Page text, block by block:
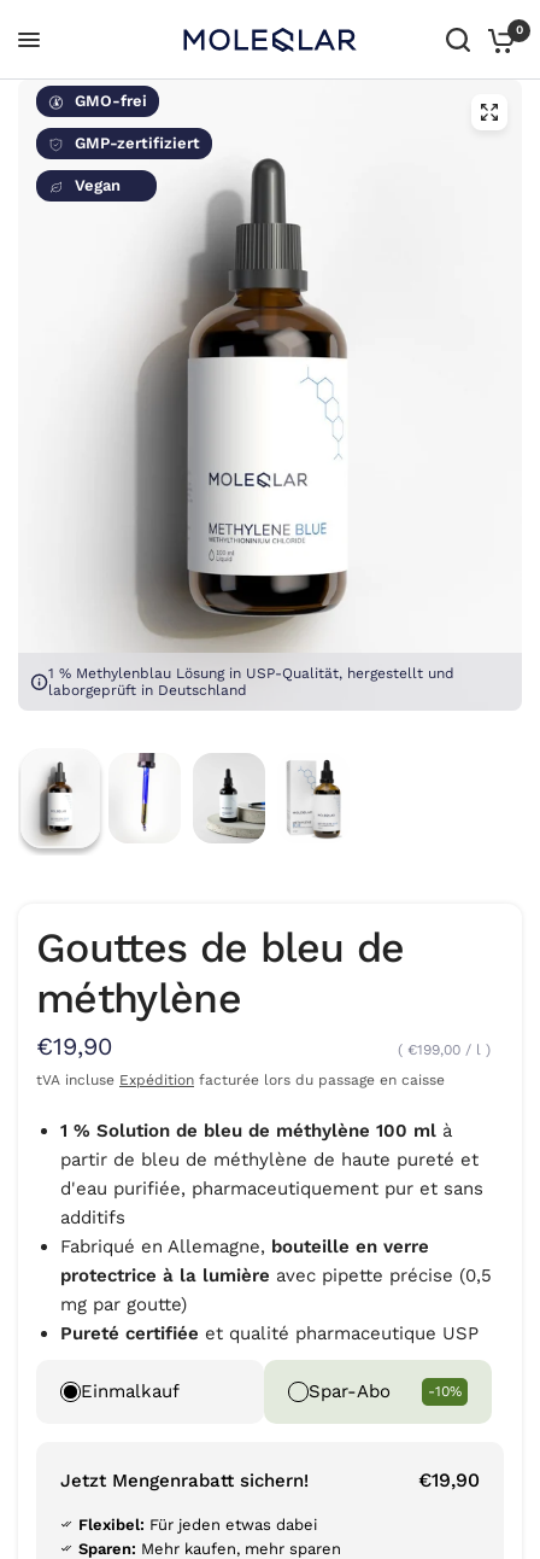
0
GMO-frei
GMP-zertifiziert
Vegan
1 % Methylenblau Lösung in USP-Qualität, hergestellt und
laborgeprüft in Deutschland
Gouttes de bleu de
méthylène
€19,90 €199,00 / l
tVA incluse Expédition facturée lors du passage en caisse
1 % Solution de bleu de méthylène 100 ml à
partir de bleu de méthylène de haute pureté et
d'eau purifiée, pharmaceutiquement pur et sans
additifs
Fabriqué en Allemagne, bouteille en verre
protectrice à la lumière avec pipette précise (0,5
mg par goutte)
Pureté certifiée et qualité pharmaceutique USP
Einmalkauf Spar-Abo -10%
Jetzt Mengenrabatt sichern! €19,90
Flexibel: Für jeden etwas dabei
Sparen: Mehr kaufen, mehr sparen